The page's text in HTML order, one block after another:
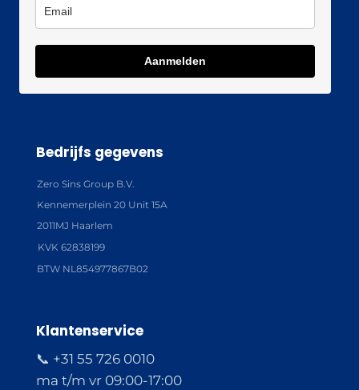
Aanmelden
Bedrijfs gegevens
Zero Sins Group B.V.
Kennemerplein 20 Unit 15A
2011MJ Haarlem
KVK 62838199
BTW NL854977867B02
Klantenservice
📞 +31 55 726 0010
ma t/m vr 09:00-17:00